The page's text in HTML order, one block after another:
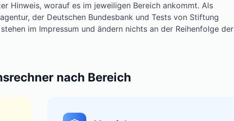
Hinweis, worauf es im jeweiligen Bereich ankommt. Als
der Deutschen Bundesbank und Tests von Stiftung
im Impressum und ändern nichts an der Reihenfolge der
nach Bereich